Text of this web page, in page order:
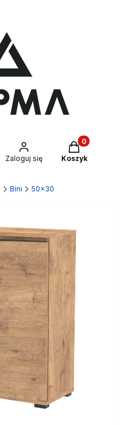
wyszukiwarkę
Zaloguj się
Produkty w
Koszyk
Bini 50x30